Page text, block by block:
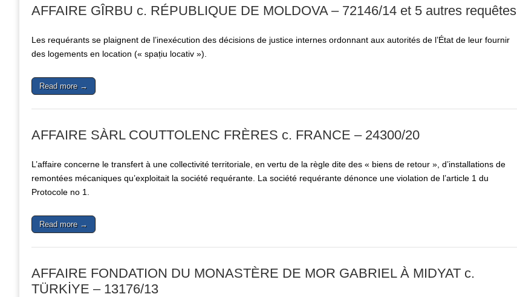
AFFAIRE GÎRBU c. RÉPUBLIQUE DE MOLDOVA – 72146/14 et 5 autres requêtes
Les requérants se plaignent de l’inexécution des décisions de justice internes ordonnant aux autorités de l’État de leur fournir
des logements en location (« spațiu locativ »).
Read more →
AFFAIRE SÀRL COUTTOLENC FRÈRES c. FRANCE – 24300/20
L’affaire concerne le transfert à une collectivité territoriale, en vertu de la règle dite des « biens de retour », d’installations de
remontées mécaniques qu’exploitait la société requérante. La société requérante dénonce une violation de l’article 1 du
Protocole no 1.
Read more →
AFFAIRE FONDATION DU MONASTÈRE DE MOR GABRIEL À MIDYAT c.
TÜRKİYE – 13176/13